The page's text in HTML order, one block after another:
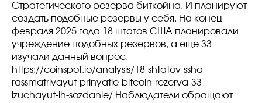
Стратегического резерва биткойна. И планируют
создать подобные резервы у себя. На конец
февраля 2025 года 18 штатов США планировали
учреждение подобных резервов, а еще 33
изучали данный вопрос.
https://coinspot.io/analysis/18-shtatov-ssha-
rassmatrivayut-prinyatie-bitcoin-rezerva-33-
izuchayut-ih-sozdanie/ Наблюдатели обращают